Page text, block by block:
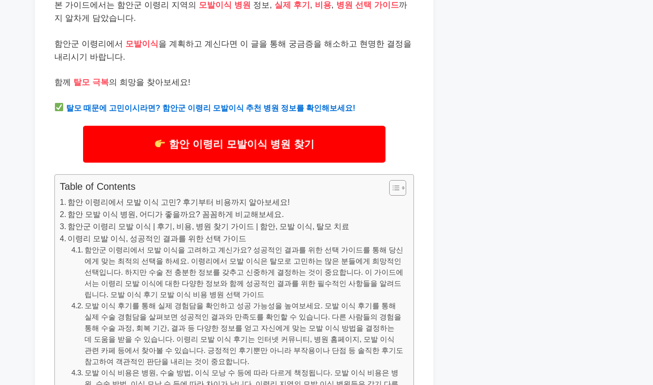
본 가이드에서는 함안군 이령리 지역의 모발이식 병원 정보, 실제 후기 , 비용, 병원 선택 가이드까
지 알차게 담았습니다.
함안군 이령리에서 모발이식을 계획하고 계신다면 이 글을 통해 궁금증을 해소하고 현명한 결정을
내리시기 바랍니다.
함께 탈모 극복의 희망을 찾아보세요!
탈모 때문에 고민이시라면? 함안군 이령리 모발이식 추천 병원 정보를 확인해보세요!
함안 이령리 모발이식 병원 찾기
Table of Contents
함안 이령리에서 모발 이식 고민? 후기부터 비용까지 알아보세요!
함안 모발 이식 병원, 어디가 좋을까요? 꼼꼼하게 비교해보세요.
함안군 이령리 모발 이식 | 후기, 비용, 병원 찾기 가이드 | 함안, 모발 이식, 탈모 치료
이령리 모발 이식, 성공적인 결과를 위한 선택 가이드
함안군 이령리에서 모발 이식을 고려하고 계신가요? 성공적인 결과를 위한 선택 가이드를 통해 당신
에게 맞는 최적의 선택을 하세요. 이령리에서 모발 이식은 탈모로 고민하는 많은 분들에게 희망적인
선택입니다. 하지만 수술 전 충분한 정보를 갖추고 신중하게 결정하는 것이 중요합니다. 이 가이드에
서는 이령리 모발 이식에 대한 다양한 정보와 함께 성공적인 결과를 위한 필수적인 사항들을 알려드
립니다. 모발 이식 후기 모발 이식 비용 병원 선택 가이드
모발 이식 후기를 통해 실제 경험담을 확인하고 성공 가능성을 높여보세요. 모발 이식 후기를 통해
실제 수술 경험담을 살펴보면 성공적인 결과와 만족도를 확인할 수 있습니다. 다른 사람들의 경험을
통해 수술 과정, 회복 기간, 결과 등 다양한 정보를 얻고 자신에게 맞는 모발 이식 방법을 결정하는
데 도움을 받을 수 있습니다. 이령리 모발 이식 후기는 인터넷 커뮤니티, 병원 홈페이지, 모발 이식
관련 카페 등에서 찾아볼 수 있습니다. 긍정적인 후기뿐만 아니라 부작용이나 단점 등 솔직한 후기도
참고하여 객관적인 판단을 내리는 것이 중요합니다.
모발 이식 비용은 병원, 수술 방법, 이식 모낭 수 등에 따라 다르게 책정됩니다. 모발 이식 비용은 병